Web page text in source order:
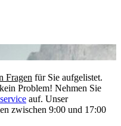
Fragen für Sie aufgelistet.
Problem! Nehmen Sie
auf. Unser
zwischen 9:00 und 17:00